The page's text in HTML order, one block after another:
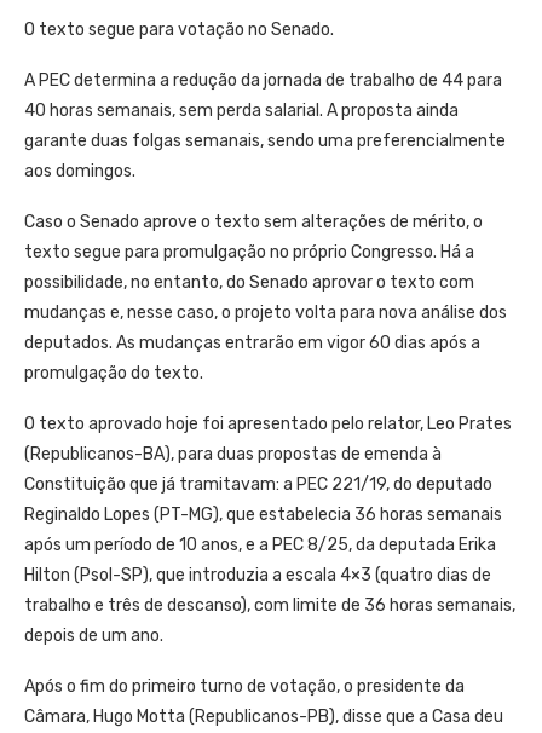
O texto segue para votação no Senado.
A PEC determina a redução da jornada de trabalho de 44 para
40 horas semanais, sem perda salarial. A proposta ainda
garante duas folgas semanais, sendo uma preferencialmente
aos domingos.
Caso o Senado aprove o texto sem alterações de mérito, o
texto segue para promulgação no próprio Congresso. Há a
possibilidade, no entanto, do Senado aprovar o texto com
mudanças e, nesse caso, o projeto volta para nova análise dos
deputados. As mudanças entrarão em vigor 60 dias após a
promulgação do texto.
O texto aprovado hoje foi apresentado pelo relator, Leo Prates
(Republicanos-BA), para duas propostas de emenda à
Constituição que já tramitavam: a PEC 221/19, do deputado
Reginaldo Lopes (PT-MG), que estabelecia 36 horas semanais
após um período de 10 anos, e a PEC 8/25, da deputada Erika
Hilton (Psol-SP), que introduzia a escala 4×3 (quatro dias de
trabalho e três de descanso), com limite de 36 horas semanais,
depois de um ano.
Após o fim do primeiro turno de votação, o presidente da
Câmara, Hugo Motta (Republicanos-PB), disse que a Casa deu